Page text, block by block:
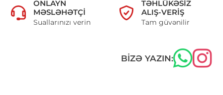
ONLAYN
MƏSLƏHƏTÇI
Suallarınızı verin
TƏHLÜKƏSIZ
ALIŞ-VERIŞ
Tam güvənilir
BIZƏ YAZIN: